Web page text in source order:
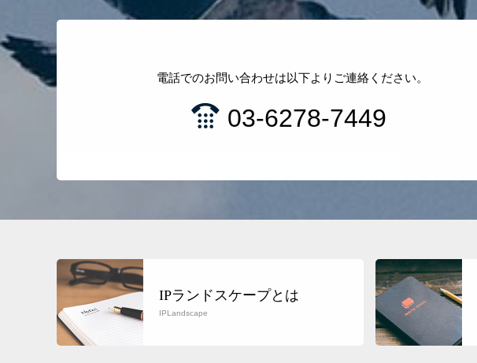
電話でのお問い合わせは以下よりご連絡ください。
03-6278-7449
IPランドスケープとは
IPLandscape